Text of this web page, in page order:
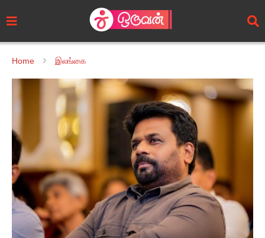
Home இலங்கை